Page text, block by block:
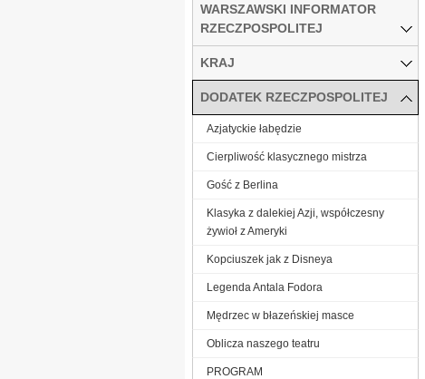
WARSZAWSKI INFORMATOR
RZECZPOSPOLITEJ
KRAJ
DODATEK RZECZPOSPOLITEJ
Azjatyckie łabędzie
Cierpliwość klasycznego mistrza
Gość z Berlina
Klasyka z dalekiej Azji, współczesny
żywioł z Ameryki
Kopciuszek jak z Disneya
Legenda Antala Fodora
Mędrzec w błazeńskiej masce
Oblicza naszego teatru
PROGRAM